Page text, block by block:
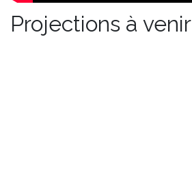
Projections à venir